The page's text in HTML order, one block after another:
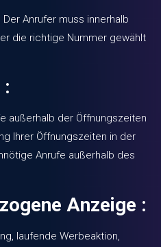
Anrufer muss innerhalb
die richtige Nummer gewählt
außerhalb der Öffnungszeiten
Ihrer Öffnungszeiten in der
Anrufe außerhalb des
Anzeige :
laufende Werbeaktion,